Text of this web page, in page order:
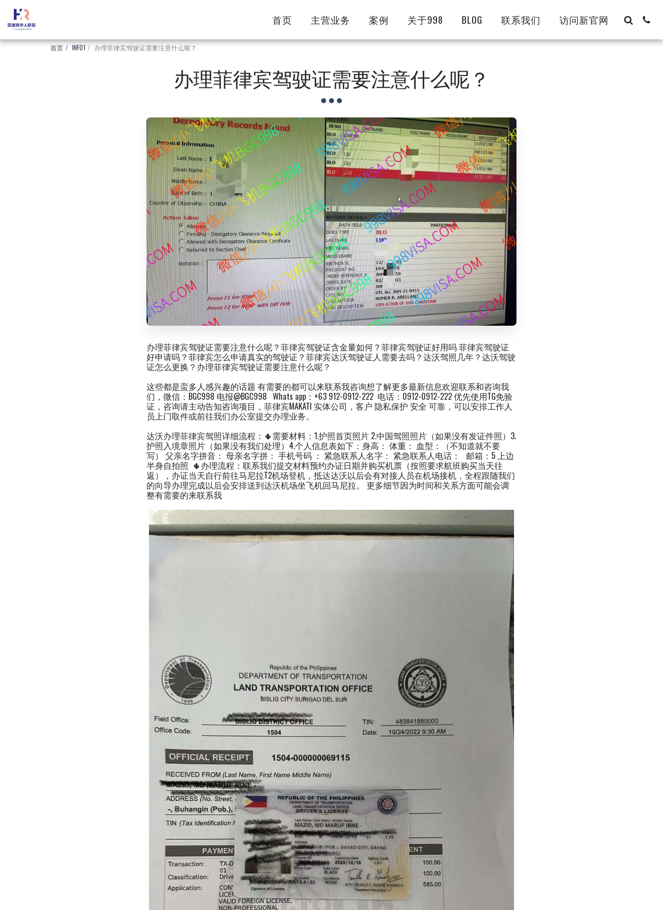
首页 主营业务 案例 关于998 BLOG 联系我们 访问新官网
首页 INFO1 办理菲律宾驾驶证需要注意什么呢？
办理菲律宾驾驶证需要注意什么呢？
办理菲律宾驾驶证需要注意什么呢？菲律宾驾驶证含金量如何？菲律宾驾驶证好用吗 菲律宾驾驶证
好申请吗？菲律宾怎么申请真实的驾驶证？菲律宾达沃驾驶证人需要去吗？达沃驾照几年？达沃驾驶
证怎么更换？办理菲律宾驾驶证需要注意什么呢？
这些都是蛮多人感兴趣的话题 有需要的都可以来联系我咨询想了解更多最新信息欢迎联系和咨询我
们，微信：BGC998 电报@BGC998 Whats app：+63 912-0912-222 电话：0912-0912-222 优先使用TG免验
证，咨询请主动告知咨询项目，菲律宾MAKATI 实体公司，客户 隐私保护 安全 可靠，可以安排工作人
员上门取件或前往我们办公室提交办理业务。
达沃办理菲律宾驾照详细流程：🌵需要材料：1.护照首页照片 2.中国驾照照片（如果没有发证件照）3.
护照入境章照片（如果没有我们处理）4.个人信息表如下：身高： 体重： 血型：（不知道就不要
写） 父亲名字拼音： 母亲名字拼： 手机号码 ： 紧急联系人名字： 紧急联系人电话： 邮箱：5 上边
半身自拍照 🌵办理流程：联系我们提交材料预约办证日期并购买机票（按照要求航班购买当天往
返），办证当天自行前往马尼拉T2机场登机，抵达达沃以后会有对接人员在机场接机，全程跟随我们
的向导办理完成以后会安排送到达沃机场坐飞机回马尼拉。 更多细节因为时间和关系方面可能会调
整有需要的来联系我